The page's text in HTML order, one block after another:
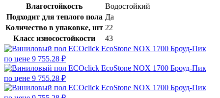
Влагостойкость
Водостойкий
Подходит для теплого пола Да
Количество в упаковке, шт 22
Класс износостойкости
43